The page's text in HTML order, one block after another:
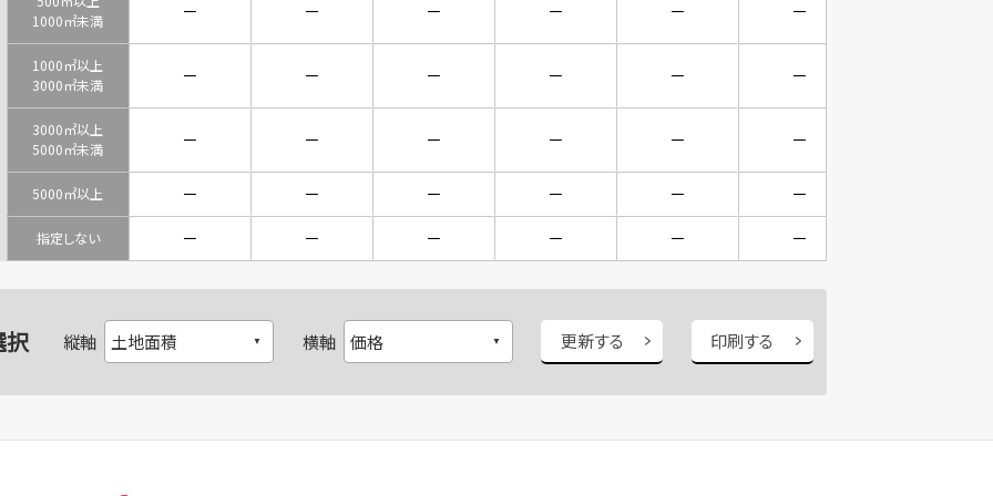
1000㎡未満
－ － － － － －
1000㎡以上
3000㎡未満
－ － － － － －
3000㎡以上
5000㎡未満
－ － － － － －
5000㎡以上 － － － － － －
指定しない － － － － － －
択 縦軸 横軸 更新する 印刷する